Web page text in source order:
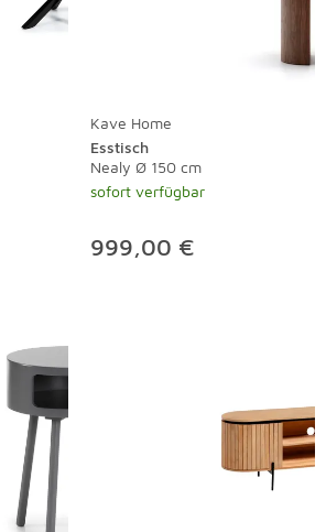
Kave Home
Esstisch
Nealy Ø 150 cm
sofort verfügbar
999,00 €